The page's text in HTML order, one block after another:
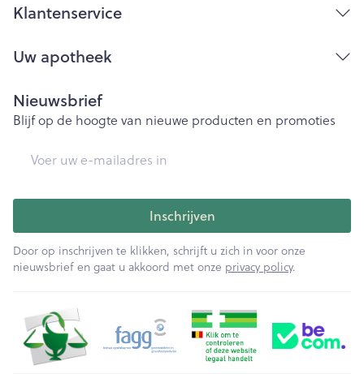
Klantenservice
Uw apotheek
Nieuwsbrief
Blijf op de hoogte van nieuwe producten en promoties
Inschrijven
Door op inschrijven te klikken, schrijft u zich in voor onze
nieuwsbrief en gaat u akkoord met onze privacy policy.